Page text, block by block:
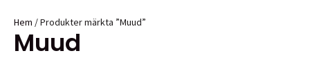
Hem / Produkter märkta ”Muud”
Muud